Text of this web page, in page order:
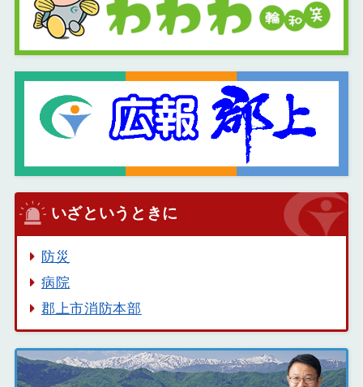
いざというときに
防災
病院
郡上市消防本部